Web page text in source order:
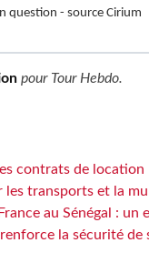
question - source Cirium
pour Tour Hebdo.
contrats de
les transports et la
au Sénégal : un
la sécurité de